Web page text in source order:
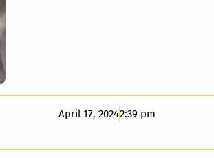
April 17, 20242:39 pm